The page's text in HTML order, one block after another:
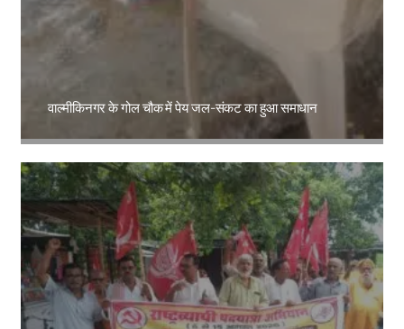
वाल्मीकिनगर के गोल चौक में पेय जल-संकट का हुआ समाधान